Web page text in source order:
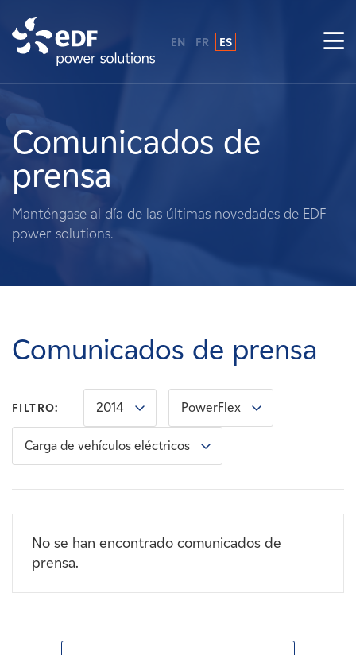
Sobre nosotros
Qué hacemos
Terratenientes
Carreras
Noticias
Contacte con
EN FR ES
Comunicados de
prensa
Manténgase al día de las últimas novedades de EDF
power solutions.
Comunicados de prensa
FILTRO: 2014 PowerFlex
Carga de vehículos eléctricos
No se han encontrado comunicados de
prensa.